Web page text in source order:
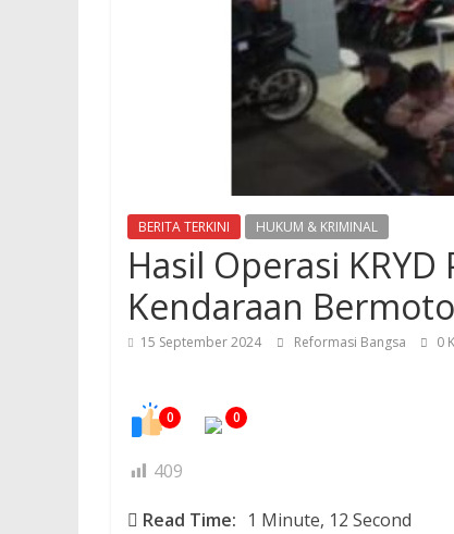
BERITA TERKINI HUKUM & KRIMINAL
Hasil Operasi
Kendaraan
15 September 2024 Reformasi Bangsa 0
0 0
409
Read Time: 1 Minute, 12 Second